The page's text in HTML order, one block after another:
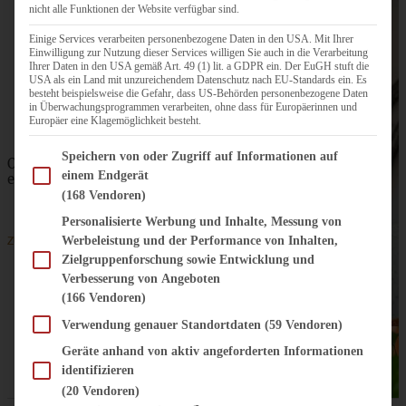
Apfelkuchen mit Cheesecake-Kern
ZUM BEITRAG
Omas saftiger Zwetschgenkuchen mit Zimtkruste -
einfach und blitzschnell gebacken
ZUM BEITRAG
nicht alle Funktionen der Website verfügbar sind.
Einige Services verarbeiten personenbezogene Daten in den USA. Mit Ihrer
Einwilligung zur Nutzung dieser Services willigen Sie auch in die Verarbeitung
Ihrer Daten in den USA gemäß Art. 49 (1) lit. a GDPR ein. Der EuGH stuft die
USA als ein Land mit unzureichendem Datenschutz nach EU-Standards ein. Es
besteht beispielsweise die Gefahr, dass US-Behörden personenbezogene Daten
in Überwachungsprogrammen verarbeiten, ohne dass für Europäerinnen und
Europäer eine Klagemöglichkeit besteht.
Im Folgenden finden Sie eine Liste der Zwecke des IAB Transparency and Consent
Speichern von oder Zugriff auf Informationen auf
einem Endgerät
(168 Vendoren)
Personalisierte Werbung und Inhalte, Messung von
Werbeleistung und der Performance von Inhalten,
Zielgruppenforschung sowie Entwicklung und
Verbesserung von Angeboten
(166 Vendoren)
Verwendung genauer Standortdaten (59 Vendoren)
Geräte anhand von aktiv angeforderten Informationen
identifizieren
(20 Vendoren)